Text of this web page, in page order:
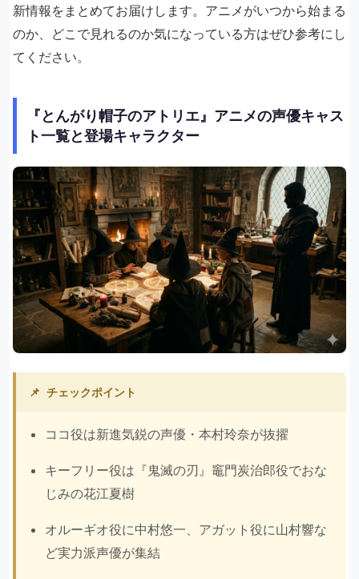
新情報をまとめてお届けします。アニメがいつから始まる
のか、どこで見れるのか気になっている方はぜひ参考にし
てください。
『とんがり帽子のアトリエ』アニメの声優キャス
ト一覧と登場キャラクター
📌 チェックポイント
ココ役は新進気鋭の声優・本村玲奈が抜擢
キーフリー役は『鬼滅の刃』竈門炭治郎役でおな
じみの花江夏樹
オルーギオ役に中村悠一、アガット役に山村響な
ど実力派声優が集結